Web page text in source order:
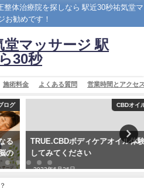
体治療院を探しなら 駅近30秒祐気堂マ
お勧めです！
堂マッサージ 駅
30秒
施術料金 よくある質問 営業時間とアクセ
CBDオイル
TRUE.CBDボディケアオイル体験
してみてください
2023年6月26日